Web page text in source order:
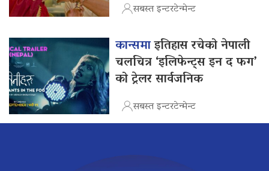
सबस्त इन्टरटेन्मेन्ट
कान्समाइतिहास रचेको नेपाली
चलचित्र ‘इलिफेन्ट्स इन द फग’
को ट्रेलर सार्वजनिक
सबस्त इन्टरटेन्मेन्ट